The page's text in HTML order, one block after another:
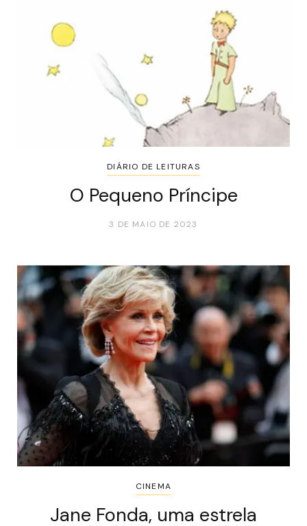
DIÁRIO DE LEITURAS
O Pequeno Príncipe
3 DE MAIO DE 2023
CINEMA
Jane Fonda, uma estrela